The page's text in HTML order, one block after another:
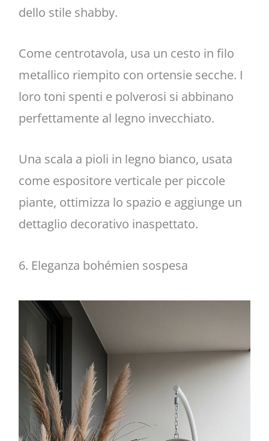
dello stile shabby.
Come centrotavola, usa un cesto in filo
metallico riempito con ortensie secche. I
loro toni spenti e polverosi si abbinano
perfettamente al legno invecchiato.
Una scala a pioli in legno bianco, usata
come espositore verticale per piccole
piante, ottimizza lo spazio e aggiunge un
dettaglio decorativo inaspettato.
6. Eleganza bohémien sospesa